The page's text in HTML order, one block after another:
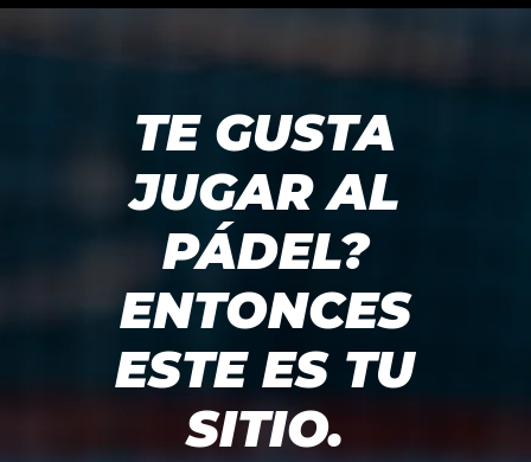
TE GUSTA
JUGAR AL
PÁDEL?
ENTONCES
ESTE ES TU
SITIO.